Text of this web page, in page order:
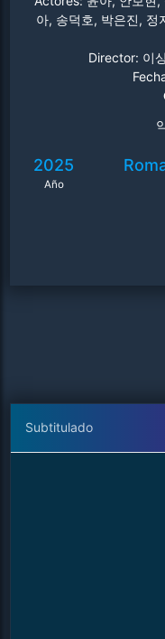
아, 송덕호, 박은진, 정
Director: 이
2025
Año
Subtitulado